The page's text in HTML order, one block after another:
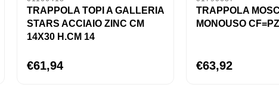
TRAPPOLA TOPI A GALLERIA
STARS ACCIAIO ZINC CM
14X30 H.CM 14
€61,94
TRAPPOLA
MONOUSO
€63,92